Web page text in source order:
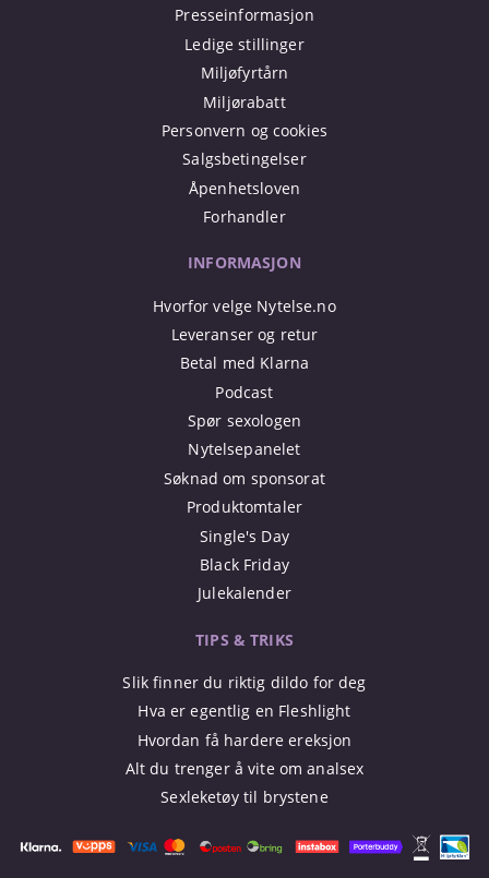
Presseinformasjon
Ledige stillinger
Miljøfyrtårn
Miljørabatt
Personvern og cookies
Salgsbetingelser
Åpenhetsloven
Forhandler
INFORMASJON
Hvorfor velge Nytelse.no
Leveranser og retur
Betal med Klarna
Podcast
Spør sexologen
Nytelsepanelet
Søknad om sponsorat
Produktomtaler
Single's Day
Black Friday
Julekalender
TIPS & TRIKS
Slik finner du riktig dildo for deg
Hva er egentlig en Fleshlight
Hvordan få hardere ereksjon
Alt du trenger å vite om analsex
Sexleketøy til brystene